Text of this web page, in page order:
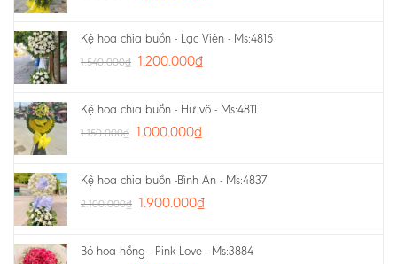
Kệ hoa chia buồn - Lạc Viên - Ms:4815
1.540.000₫ 1.200.000₫
Kệ hoa chia buồn - Hư vô - Ms:4811
1.150.000₫ 1.000.000₫
Kệ hoa chia buồn -Bình An - Ms:4837
2.100.000₫ 1.900.000₫
Bó hoa hồng - Pink Love - Ms:3884